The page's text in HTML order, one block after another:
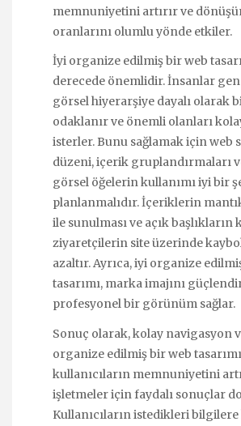
memnuniyetini artırır ve
oranlarını olumlu yönde etkiler.
İyi organize edilmiş bir web
derecede önemlidir. İnsanlar
görsel hiyerarşiye dayalı olarak
odaklanır ve önemli olanları
isterler. Bunu sağlamak için web
düzeni, içerik gruplandırmaları
görsel öğelerin kullanımı iyi bir
planlanmalıdır. İçeriklerin
ile sunulması ve açık başlıkların
ziyaretçilerin site üzerinde
azaltır. Ayrıca, iyi organize
tasarımı, marka imajını
profesyonel bir görünüm sağlar.
Sonuç olarak, kolay navigasyon
organize edilmiş bir web
kullanıcıların memnuniyetini
işletmeler için faydalı sonuçlar
Kullanıcıların istedikleri bilgilere